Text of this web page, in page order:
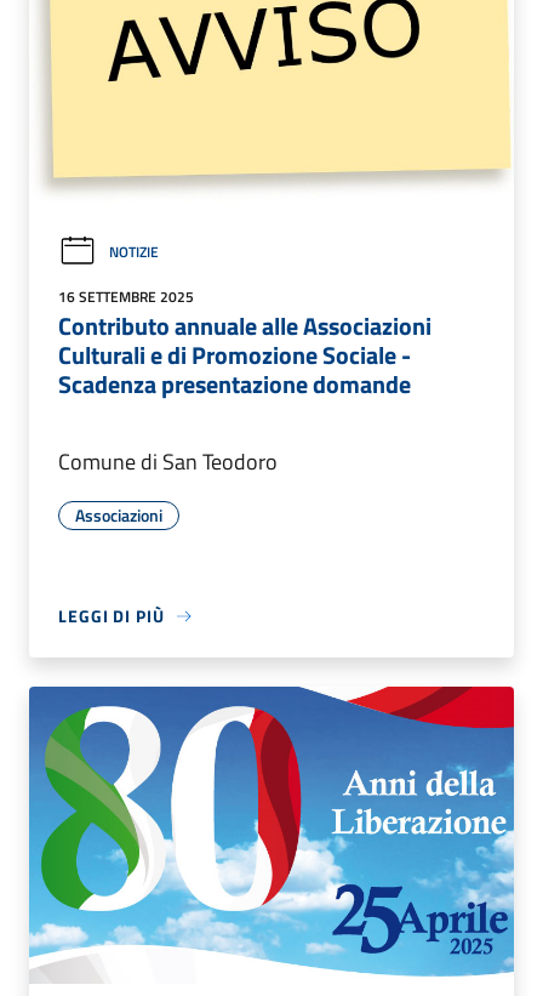
NOTIZIE
16 SETTEMBRE 2025
Contributo annuale alle Associazioni
Culturali e di Promozione Sociale -
Scadenza presentazione domande
Comune di San Teodoro
Associazioni
LEGGI DI PIÙ